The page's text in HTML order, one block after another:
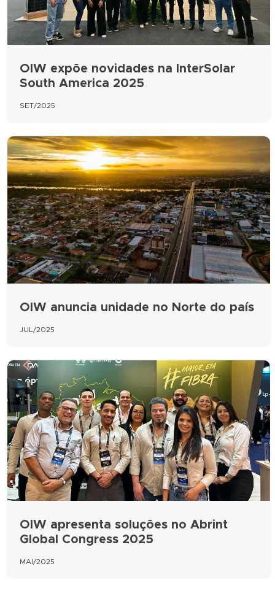
OIW expõe novidades na InterSolar
South America 2025
SET/2025
OIW anuncia unidade no Norte do país
JUL/2025
OIW apresenta soluções no Abrint
Global Congress 2025
MAI/2025